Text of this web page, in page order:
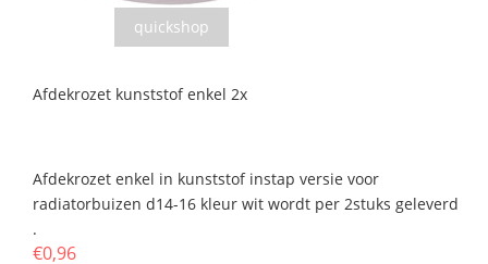
quickshop
Afdekrozet kunststof enkel 2x
Afdekrozet enkel in kunststof instap versie voor
radiatorbuizen d14-16 kleur wit wordt per 2stuks geleverd
.
€0,96